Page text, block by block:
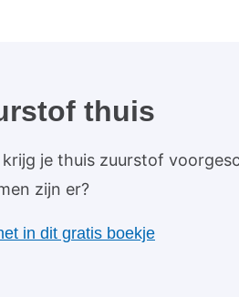
thuis
krijg je thuis zuurstof
zijn er?
in dit gratis boekje